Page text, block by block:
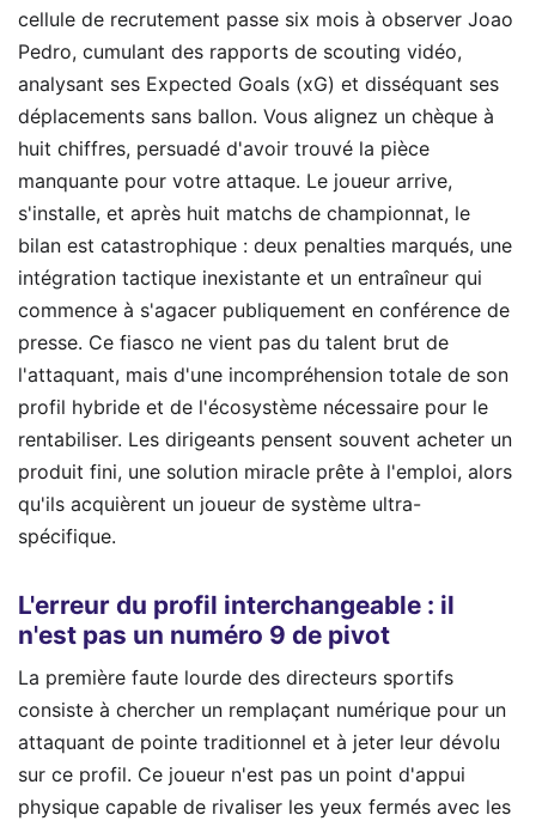
cellule de recrutement passe six mois à observer Joao
Pedro, cumulant des rapports de scouting vidéo,
analysant ses Expected Goals (xG) et disséquant ses
déplacements sans ballon. Vous alignez un chèque à
huit chiffres, persuadé d'avoir trouvé la pièce
manquante pour votre attaque. Le joueur arrive,
s'installe, et après huit matchs de championnat, le
bilan est catastrophique : deux penalties marqués, une
intégration tactique inexistante et un entraîneur qui
commence à s'agacer publiquement en conférence de
presse. Ce fiasco ne vient pas du talent brut de
l'attaquant, mais d'une incompréhension totale de son
profil hybride et de l'écosystème nécessaire pour le
rentabiliser. Les dirigeants pensent souvent acheter un
produit fini, une solution miracle prête à l'emploi, alors
qu'ils acquièrent un joueur de système ultra-
spécifique.
L'erreur du profil interchangeable : il
n'est pas un numéro 9 de pivot
La première faute lourde des directeurs sportifs
consiste à chercher un remplaçant numérique pour un
attaquant de pointe traditionnel et à jeter leur dévolu
sur ce profil. Ce joueur n'est pas un point d'appui
physique capable de rivaliser les yeux fermés avec les